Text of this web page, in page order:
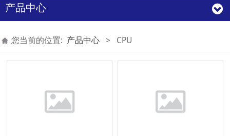
产品中心
您当前的位置: 产品中心 > CPU